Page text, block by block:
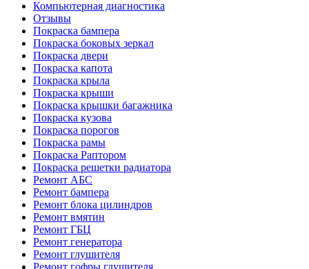
Компьютерная диагностика
Отзывы
Покраска бампера
Покраска боковых зеркал
Покраска двери
Покраска капота
Покраска крыла
Покраска крыши
Покраска крышки багажника
Покраска кузова
Покраска порогов
Покраска рамы
Покраска Раптором
Покраска решетки радиатора
Ремонт АБС
Ремонт бампера
Ремонт блока цилиндров
Ремонт вмятин
Ремонт ГБЦ
Ремонт генератора
Ремонт глушителя